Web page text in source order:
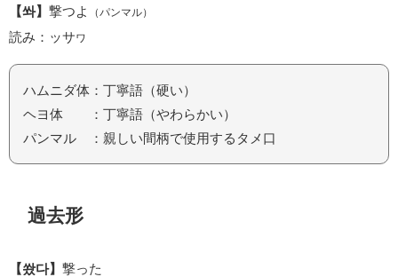
【쏴】 撃つよ （パンマル）
読み：ッサワ
ハムニダ体：丁寧語（硬い）
ヘヨ体 ：丁寧語（やわらかい）
パンマル ：親しい間柄で使用するタメ口
過去形
【쐈다】 撃った